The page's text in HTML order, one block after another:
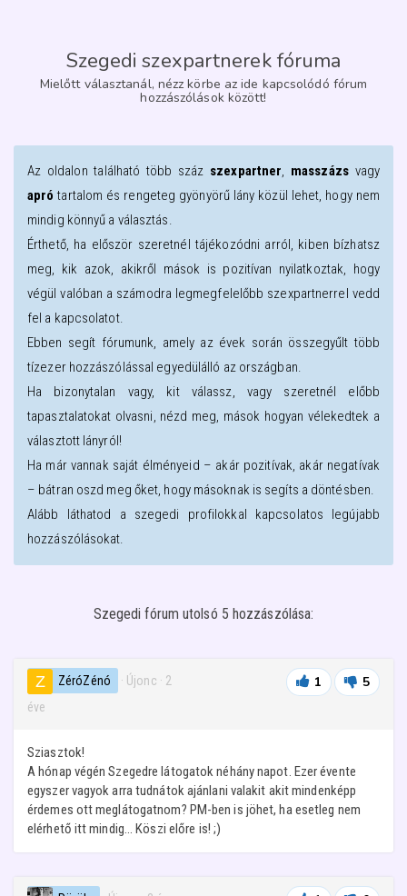
Szegedi szexpartnerek fóruma
Mielőtt választanál, nézz körbe az ide kapcsolódó fórum
hozzászólások között!
Az oldalon található több száz szexpartner, masszázsvagy
apró tartalom és rengeteg gyönyörű lány közül lehet, hogy nem
mindig könnyű a választás.
Érthető, ha először szeretnél tájékozódni arról, kiben bízhatsz
meg, kik azok, akikről mások is pozitívan nyilatkoztak, hogy
végül valóban a számodra legmegfelelőbb szexpartnerrel vedd
fel a kapcsolatot.
Ebben segít fórumunk, amely az évek során összegyűlt több
tízezer hozzászólással egyedülálló az országban.
Ha bizonytalan vagy, kit válassz, vagy szeretnél előbb
tapasztalatokat olvasni, nézd meg, mások hogyan vélekedtek a
választott lányról!
Ha már vannak saját élményeid – akár pozitívak, akár negatívak
– bátran oszd meg őket, hogy másoknak is segíts a döntésben.
Alább láthatod a szegedi profilokkal kapcsolatos legújabb
hozzászólásokat.
Szegedi fórum utolsó 5 hozzászólása:
ZéróZénó · Újonc · 2
éve
1 5
Sziasztok!
A hónap végén Szegedre látogatok néhány napot. Ezer évente
egyszer vagyok arra tudnátok ajánlani valakit akit mindenképp
érdemes ott meglátogatnom? PM-ben is jöhet, ha esetleg nem
elérhető itt mindig... Köszi előre is! ;)